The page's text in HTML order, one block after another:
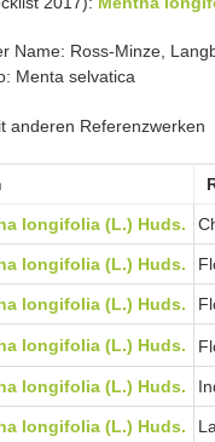
Name: Ross-Minze,
Menta selvatica
anderen Referenzwerken
longifolia (L.) Huds.
longifolia (L.) Huds.
longifolia (L.) Huds.
longifolia (L.) Huds.
longifolia (L.) Huds.
longifolia (L.) Huds.